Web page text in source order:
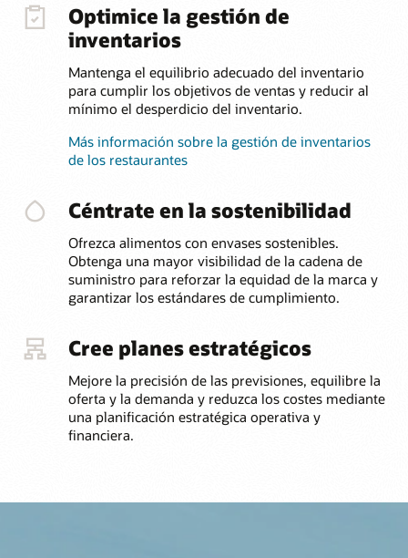
Optimice la gestión de
inventarios
Mantenga el equilibrio adecuado del inventario
para cumplir los objetivos de ventas y reducir al
mínimo el desperdicio del inventario.
Más información sobre la gestión de inventarios
de los restaurantes
Céntrate en la sostenibilidad
Ofrezca alimentos con envases sostenibles.
Obtenga una mayor visibilidad de la cadena de
suministro para reforzar la equidad de la marca y
garantizar los estándares de cumplimiento.
Cree planes estratégicos
Mejore la precisión de las previsiones, equilibre la
oferta y la demanda y reduzca los costes mediante
una planificación estratégica operativa y
financiera.